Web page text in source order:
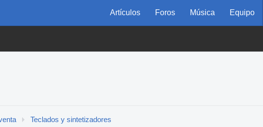
Artículos Foros Música Equipo
Teclados y sintetizadores